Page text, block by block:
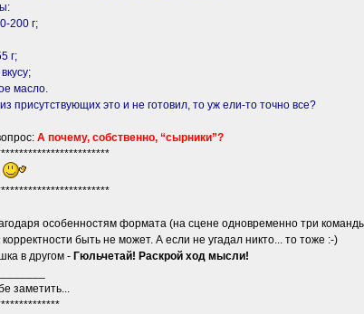
200 г;
г;
масло.
присутствующих это и не готовил, то уж ели-то точно все?
А почему, собственно, “сырники”?
особенностям формата (на сцене одновременно три
быть не может. А если не угадал никто... то тоже :-)
в другом - Гюльчетай! Раскрой ход мысли!
заметить...